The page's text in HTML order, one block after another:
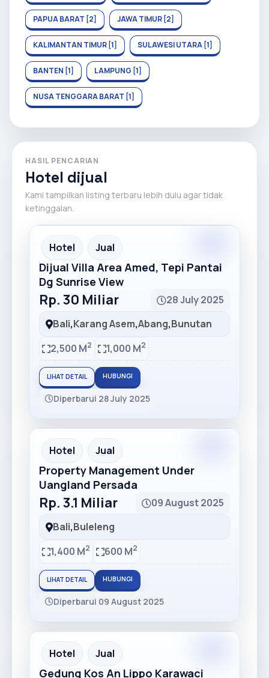
PAPUA BARAT [2] JAWA TIMUR [2]
KALIMANTAN TIMUR [1] SULAWESI UTARA [1]
BANTEN [1] LAMPUNG [1]
NUSA TENGGARA BARAT [1]
HASIL PENCARIAN
Hotel dijual
Kami tampilkan listing terbaru lebih dulu agar tidak
ketinggalan.
Recommended
Hotel Jual
Dijual Villa Area Amed, Tepi Pantai
Dg Sunrise View
Rp. 30 Miliar
28 July 2025
Bali,Karang Asem,Abang,Bunutan
2,500 M2 1,000 M2
LIHAT DETAIL HUBUNGI
Diperbarui 28 July 2025
Recommended
Hotel Jual
Property Management Under
Uangland Persada
Rp. 3.1 Miliar
09 August 2025
Bali,Buleleng
1,400 M2 600 M2
LIHAT DETAIL HUBUNGI
Diperbarui 09 August 2025
Recommended
Hotel Jual
Gedung Kos An Lippo Karawaci